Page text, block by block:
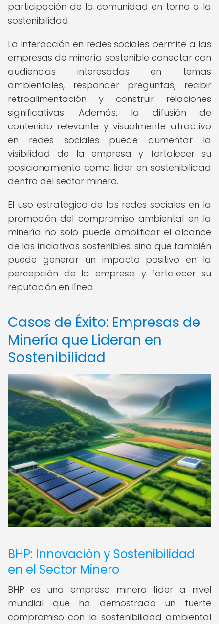
participación de la comunidad en torno a la
sostenibilidad.
La interacción en redes sociales permite a las
empresas de minería sostenible conectar con
audiencias interesadas en temas
ambientales, responder preguntas, recibir
retroalimentación y construir relaciones
significativas. Además, la difusión de
contenido relevante y visualmente atractivo
en redes sociales puede aumentar la
visibilidad de la empresa y fortalecer su
posicionamiento como líder en sostenibilidad
dentro del sector minero.
El uso estratégico de las redes sociales en la
promoción del compromiso ambiental en la
minería no solo puede amplificar el alcance
de las iniciativas sostenibles, sino que también
puede generar un impacto positivo en la
percepción de la empresa y fortalecer su
reputación en línea.
Casos de Éxito: Empresas de
Minería que Lideran en
Sostenibilidad
BHP: Innovación y Sostenibilidad
en el Sector Minero
BHP es una empresa minera líder a nivel
mundial que ha demostrado un fuerte
compromiso con la sostenibilidad ambiental